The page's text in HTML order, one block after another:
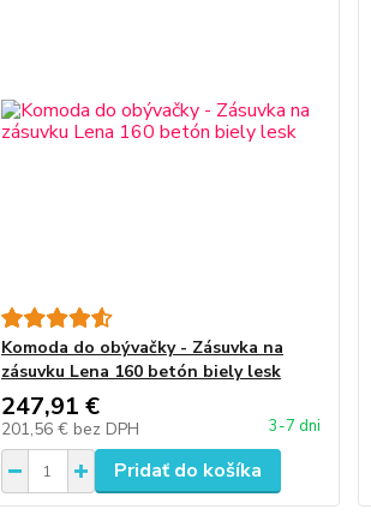
Komoda do obývačky - Zásuvka na
zásuvku Lena 160 betón biely lesk
247,91 €
201,56 € bez DPH 3-7 dni
Pridať do košíka